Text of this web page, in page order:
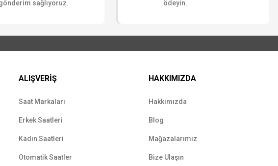
sağlıyoruz.
ödeyin.
ALIŞVERİŞ
Saat Markaları
Erkek Saatleri
Kadın Saatleri
Otomatik Saatler
HAKKIMIZDA
Hakkımızda
Blog
Mağazalarımız
Bize Ulaşın